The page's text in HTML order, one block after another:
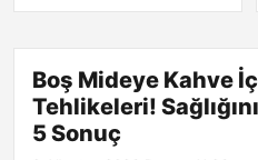
Boş Mideye Kahve
Tehlikeleri!
5 Sonuç